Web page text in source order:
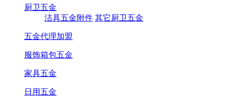
厨卫五金
洁具五金附件 其它厨卫五金
五金代理加盟
服饰箱包五金
家具五金
日用五金